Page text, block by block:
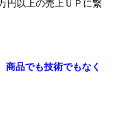
円以上の売上ＵＰに繋
商品でも技術でもなく